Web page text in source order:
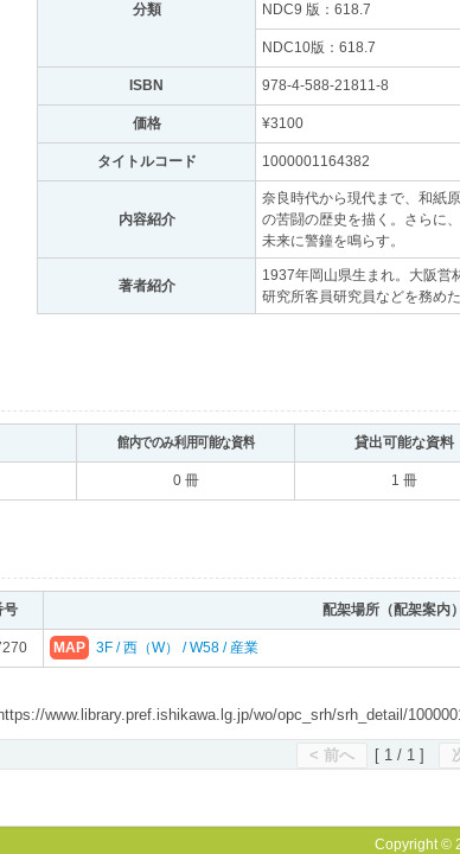
分類 NDC9 版：618.7
NDC10版：618.7
ISBN 978-4-588-21811-8
価格 ¥3100
タイトルコード 1000001164382
内容紹介
奈良時代から現代まで、和紙
の苦闘の歴史を描く。さらに
未来に警鐘を鳴らす。
著者紹介
1937年岡山県生まれ。大阪営
研究所客員研究員などを務め
館内でのみ利用可能な資料 貸出可能な資料
0 冊 1 冊
号 配架場所（配架案内）
MAP 3F / 西（W） / W58 / 産業
www.library.pref.ishikawa.lg.jp/wo/opc_srh/srh_detail/
< 前へ [ 1 / 1 ]
Copyright ©